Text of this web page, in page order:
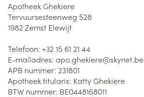
Apotheek Ghekiere
Tervuursesteenweg 528
1982 Zemst Elewijt
Telefoon: +32 15 61 21 44
E-mailadres: apo.ghekiere@skynet.be
APB nummer: 231801
Apotheek titularis: Katty Ghekiere
BTW nummer: BE0448168011